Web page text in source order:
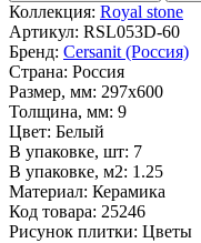
Коллекция: Royal stone
Артикул: RSL053D-60
Бренд: Cersanit (Россия)
Страна: Россия
Размер, мм: 297x600
Толщина, мм: 9
Цвет: Белый
В упаковке, шт: 7
В упаковке, м2: 1.25
Материал: Керамика
Код товара: 25246
Рисунок плитки: Цветы